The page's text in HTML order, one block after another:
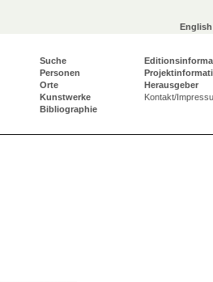
Suche
Personen
Orte
Kunstwerke
Bibliographie
Herausgeber
Kontakt/